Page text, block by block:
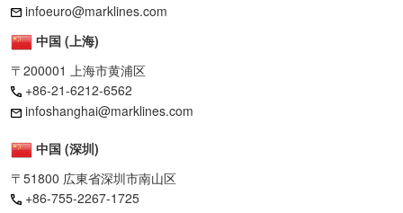
infoeuro@marklines.com
中国 (上海)
〒200001 上海市黄浦区
+86-21-6212-6562
infoshanghai@marklines.com
中国 (深圳)
〒51800 広東省深圳市南山区
+86-755-2267-1725